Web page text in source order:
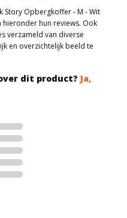
Story Opbergkoffer - M - Wit
hieronder hun reviews. Ook
verzameld van diverse
en overzichtelijk beeld te
dit product? Ja,